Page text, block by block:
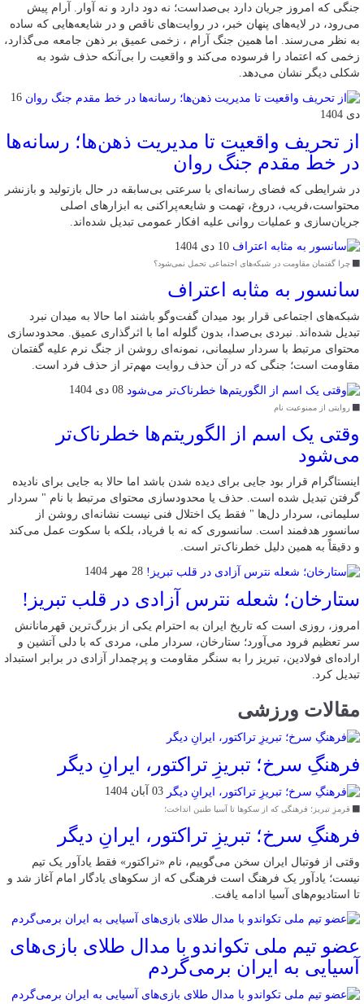
جنگی که امروز جریان دارد بی‌صداست؛ نه دود دارد و نه آوار. آرام پیش
می‌رود، در لایه‌های پنهان خبر، در روایت‌های ناقص و در شایعه‌هایی که ساده
به نظر می‌رسند. اما همین جنگ آرام ، زخمی عمیق بر ذهن جامعه می‌گذارد،
زخمی که اعتماد را فرسوده می‌کند و واقعیت را بی‌آنکه حذف شود به
شکلی دیگر نشان می‌دهد.
16
دی 1404
از تحریف واقعیت تا مدیریت ذهن‌ها؛ رسانه‌ها
در خط مقدم جنگ روان
در شرایطی که فضای رسانه‌ای با سرعتی بی‌سابقه در حال بازتولید و بازنشر
محتواست،فریب، دروغ، تهمت و شایعه‌پراکنی به ابزارهای اصلی
جریان‌سازی و عملیات روانی علیه افکار عمومی تبدیل شده‌اند.
10 دی 1404
چرا گفتمان مقاومت در شبکه‌های اجتماعی تحمل نمی‌شود؟
سانسور به مثابه اعتراف
شبکه‌های اجتماعی قرار بود میدان گفت‌وگو باشند اما حالا به میدان نبرد
تبدیل شده‌اند. نبردی بی‌صدا، بدون گلوله اما با اثرگذاری عمیق. محدودسازی
محتوای مرتبط با سردار سلیمانی، نمونه‌ای روشن از جنگ نرم علیه گفتمان
مقاومت است؛ جنگی که در آن حذف روایت مهم‌تر از حذف فرد است.
08 دی 1404
روایتی از ممنوعیت نام
وقتی یک اسم از الگوریتم‌ها خطرناک‌تر
می‌شود
اینستاگرام قرار بود جایی برای دیده شدن باشد اما حالا به جایی برای نادیده
گرفتن تبدیل شده است. حذف یا محدودسازی محتوای مرتبط با نام " سردار
سلیمانی، سردار دل‌ها " فقط یک اختلال فنی نیست نشانه‌ای روشن از
سانسور هدفمند است. سانسوری که نه با فریاد، بلکه با سکوت عمل می‌کند
و دقیقاً به همین دلیل خطرناک‌تر است.
28 مهر 1404
ستارخان؛ شعله نترس آزادی در قلب تبریز!
امروز، روزی است که تاریخ ایران به احترام یکی از بزرگ‌ترین قهرمانانش
سر تعظیم فرود می‌آورد؛ ستارخان، سردار ملی، مردی که با دلی آتشین و
اراده‌ای فولادین، تبریز را به سنگر مقاومت و پرچمدار آزادی در برابر استبداد
تبدیل کرد.
مقالات ورزشی
فرهنگِ سرخ؛ تبریزِ تراکتور، ایرانِ دیگر
03 آبان 1404
قرمزِ تبریز؛ فرهنگی که از سکوها تا آسیا طنین انداخت؛
فرهنگِ سرخ؛ تبریزِ تراکتور، ایرانِ دیگر
وقتی از فوتبال ایران سخن می‌گوییم، نام «تراکتور» فقط یادآور یک تیم
نیست؛ یادآور یک فرهنگ است فرهنگی که از سکوهای یادگار امام آغاز شد و
تا استادیوم‌های آسیا ادامه یافت.
عضو تیم ملی تکواندو با مدال طلای بازی‌های
آسیایی به ایران برمی‌گردم